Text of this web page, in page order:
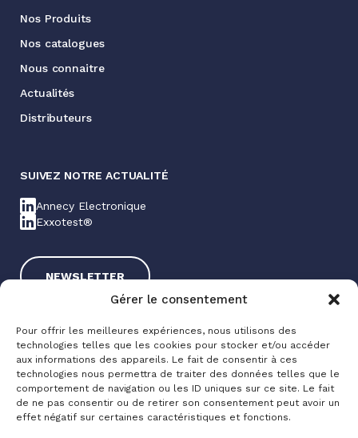
Gérer le consentement
Pour offrir les meilleures expériences, nous utilisons des
technologies telles que les cookies pour stocker et/ou accéder
aux informations des appareils. Le fait de consentir à ces
technologies nous permettra de traiter des données telles que le
comportement de navigation ou les ID uniques sur ce site. Le fait
de ne pas consentir ou de retirer son consentement peut avoir un
effet négatif sur certaines caractéristiques et fonctions.
Nos Produits
Nos catalogues
Nous connaitre
Actualités
Distributeurs
SUIVEZ NOTRE ACTUALITÉ
Annecy Electronique
Exxotest®
NEWSLETTER
Exxotest® 2025